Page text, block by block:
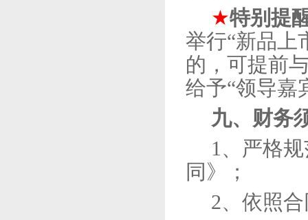
★特别提
举行“新品上
的，可提前
给予“领导嘉
九、财务
1、 严格
同》；
2、 依照